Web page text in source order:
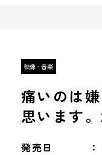
痛いのは
思います
発売日